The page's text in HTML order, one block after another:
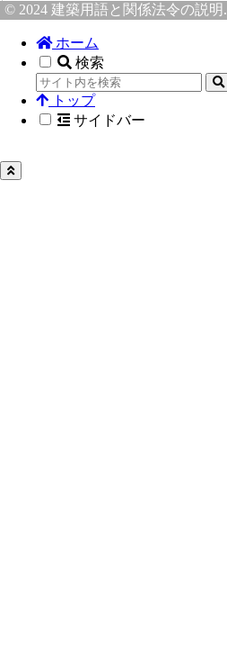
© 2024 建築用語と関係法令の説明.
ホーム
検索
トップ
サイドバー